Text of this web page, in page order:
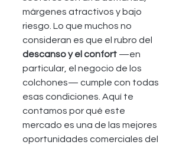
márgenes atractivos y bajo
riesgo. Lo que muchos no
consideran es que el rubro del
descanso y el confort —en
particular, el negocio de los
colchones— cumple con todas
esas condiciones. Aquí te
contamos por qué este
mercado es una de las mejores
oportunidades comerciales del